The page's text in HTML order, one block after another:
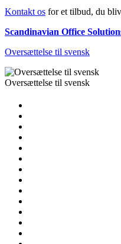
Kontakt os for et tilbud, du
Scandinavian Office
Oversættelse til svensk
Oversættelse til svensk